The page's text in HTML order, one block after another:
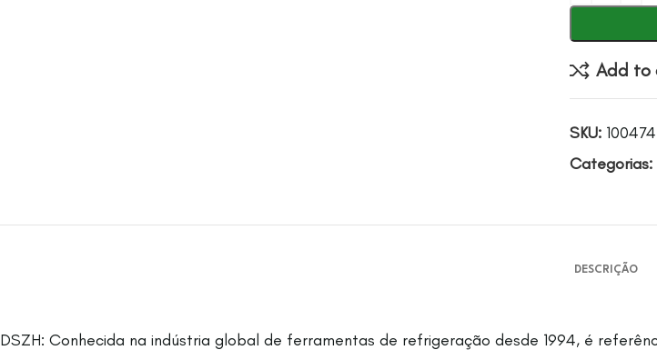
Add to
SKU: 100474
Categorias:
DESCRIÇÃO
DSZH: Conhecida na indústria global de ferramentas de refrigeração desde 1994, é